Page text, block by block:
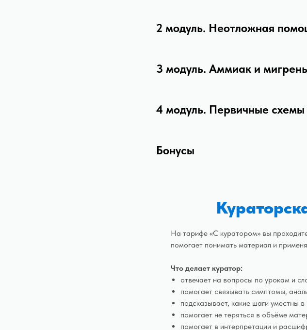
2 модуль. Неотложная
3 модуль. Аммиак и мигрень
4 модуль. Первичные схемы
Бонусы
На тарифе «С куратором» вы
помогает понимать материал и
Что делает куратор:
отвечает на вопросы по урокам и
помогает связывать симптомы,
подсказывает, какие шаги уместны
помогает не теряться в объёме
помогает в интерпретации и